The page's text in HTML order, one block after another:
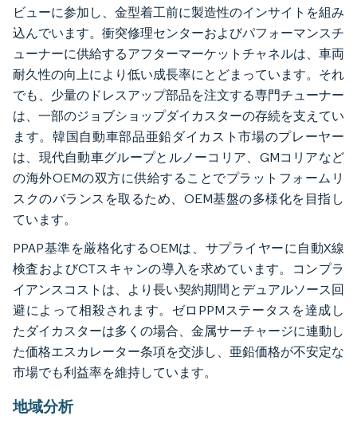
ビューに参加し、金型着工前に製造性のインサイトを組み
込んでいます。衝突修理センターおよびパフォーマンスチ
ューナーに供給するアフターマーケットチャネルは、車両
耐久性の向上により低い成長率にとどまっています。それ
でも、少量のドレスアップ部品を注文する専門チューナー
は、一部のジョブショップダイカスターの存続を支えてい
ます。韓国自動車部品亜鉛ダイカスト市場のプレーヤー
は、現代自動車グループとルノーコリア、GMコリアなど
の海外OEMの双方に供給することでプラットフォームリ
スクのバランスを取るため、OEM基盤の多様化を目指し
ています。
PPAP基準を厳格化するOEMは、サプライヤーに自動X線
検査およびCTスキャンの導入を求めています。コンプラ
イアンスコストは、より長い契約期間とデュアルソース回
避によって相殺されます。ゼロPPMステータスを達成し
たダイカスターは多くの場合、金属サーチャージに連動し
た価格エスカレーター条項を交渉し、亜鉛価格が不安定な
市場でも利益率を維持しています。
地域分析